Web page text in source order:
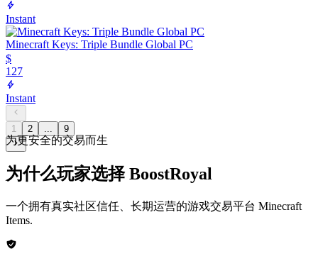
Instant
Minecraft Keys: Triple Bundle Global PC
$
127
Instant
1 2 9
为更安全的交易而生
为什么玩家选择 BoostRoyal
一个拥有真实社区信任、长期运营的游戏交易平台 Minecraft
Items.